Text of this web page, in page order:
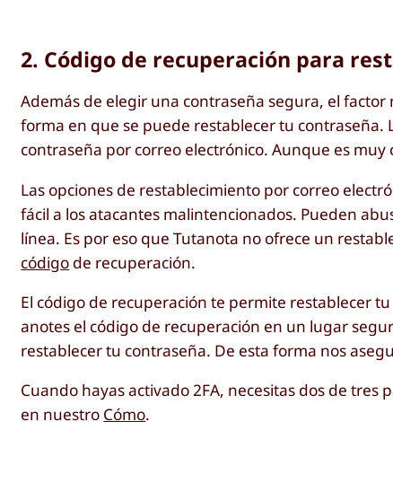
2. Código de recuperación para
Además de elegir una contraseña segura, el
forma en que se puede restablecer tu contraseña.
contraseña por correo electrónico. Aunque es
Las opciones de restablecimiento por correo
fácil a los atacantes malintencionados. Pueden
línea. Es por eso que Tutanota no ofrece un
código de recuperación.
El código de recuperación te permite restablecer
anotes el código de recuperación en un lugar
restablecer tu contraseña. De esta forma nos
Cuando hayas activado 2FA, necesitas dos de
en nuestro Cómo.